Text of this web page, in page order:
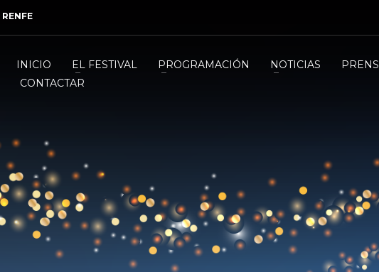
RENFE
INICIO EL FESTIVAL PROGRAMACIÓN NOTICIAS
CONTACTAR